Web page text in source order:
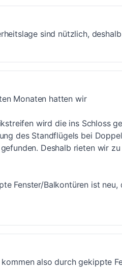
sind nützlich, deshalb
Monaten hatten wir
wird die ins Schloss
des Standflügels bei
Deshalb rieten wir
Fenster/Balkontüren ist
also durch gekippte